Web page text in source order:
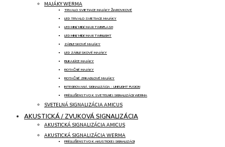
MAJÁKY WERMA
TRVALO SVIETIACE MAJÁKY ŽIAROVKOVÉ
LED TRVALO SVIETIACE MAJÁKY
LED MINI/ MIDI/ MAXI TWINFLASH
LED MINI/ MIDI/ MAXI TWINLIGHT
ZÁBLESKOVÉ MAJÁKY
LED ZÁBLESKOVÉ MAJÁKY
BLIKAJÚCE MAJÁKY
ROTAČNÉ MAJÁKY
ROTAČNÉ ZRKADLOVÉ MAJÁKY
INTEGROVANÁ SIGNALIZÁCIA - LINELIGHT FUSION
PRÍSLUŠENSTVO K SVETELNEJ SIGNALIZÁCII WERMA
SVETELNÁ SIGNALIZÁCIA AMICUS
AKUSTICKÁ / ZVUKOVÁ SIGNALIZÁCIA
AKUSTICKÁ SIGNALIZÁCIA AMICUS
AKUSTICKÁ SIGNALIZÁCIA WERMA
PRÍSLUŠENSTVO K AKUSTICKEJ SIGNALIZÁCII